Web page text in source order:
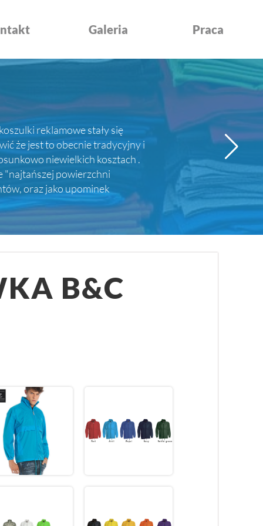
Galeria Praca
reklamowe stały się
że jest to obecnie tradycyjny i
niewielkich kosztach .
"najtańszej powierzchni
oraz jako upominek
B&C